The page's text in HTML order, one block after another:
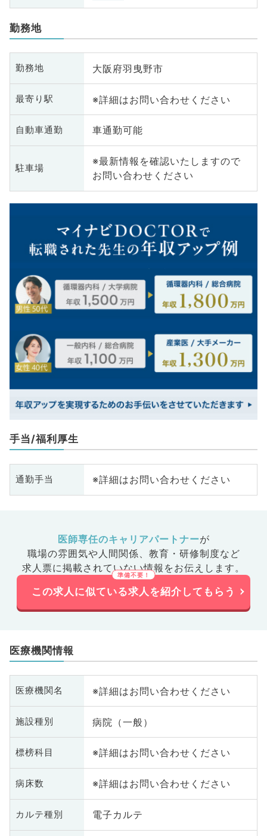
勤務地
勤務地 大阪府羽曳野市
最寄り駅 ※詳細はお問い合わせください
自動車通勤 車通勤可能
駐車場
※最新情報を確認いたしますので
お問い合わせください
手当/福利厚生
通勤手当 ※詳細はお問い合わせください
医師専任のキャリアパートナーが
職場の雰囲気や人間関係、 教育・研修制度など
求人票に掲載されていない情報をお伝えします。
この求人に似ている求人を紹介してもらう
医療機関情報
医療機関名 ※詳細はお問い合わせください
施設種別 病院（一般）
標榜科目 ※詳細はお問い合わせください
病床数 ※詳細はお問い合わせください
カルテ種別 電子カルテ